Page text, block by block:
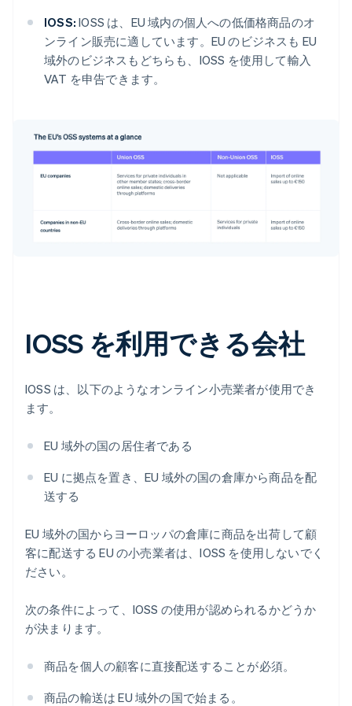
IOSS: IOSS は、EU 域内の個人への低価格商品のオ
ンライン販売に適しています。EU のビジネスも EU
域外のビジネスもどちらも、IOSS を使用して輸入
VAT を申告できます。
IOSS を利用できる会社
IOSS は、以下のようなオンライン小売業者が使用でき
ます。
EU 域外の国の居住者である
EU に拠点を置き、EU 域外の国の倉庫から商品を配
送する
EU 域外の国からヨーロッパの倉庫に商品を出荷して顧
客に配送する EU の小売業者は、IOSS を使用しないでく
ださい。
次の条件によって、IOSS の使用が認められるかどうか
が決まります。
商品を個人の顧客に直接配送することが必須。
商品の輸送は EU 域外の国で始まる。